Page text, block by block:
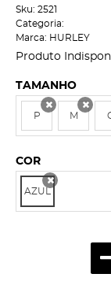
Sku: 2521
Categoria:
Marca: HURLEY
Produto
TAMANHO
P M
COR
AZUL
x